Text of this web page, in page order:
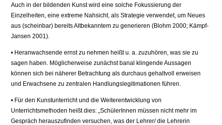
Auch in der bildenden Kunst wird eine solche Fokussierung der
Einzelheiten, eine extreme Nahsicht, als Strategie verwendet, um Neues
aus (scheinbar) bereits Altbekanntem zu generieren (Blohm 2000; Kämpf-
Jansen 2001).
• Heranwachsende ernst zu nehmen heißt u. a. zuzuhören, was sie zu
sagen haben. Möglicherweise zunächst banal klingende Aussagen
können sich bei näherer Betrachtung als durchaus gehaltvoll erweisen
und Erwachsene zu zentralen Handlungslegitimationen führen.
• Für den Kunstunterricht und die Weiterentwicklung von
Unterrichtsmethoden heißt dies: „SchülerInnen müssen nicht mehr im
Gespräch herauszufinden versuchen, was der Lehrer/ die Lehrerin